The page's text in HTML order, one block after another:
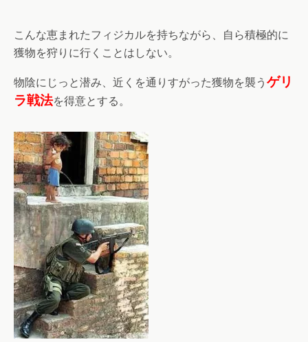
こんな恵まれたフィジカルを持ちながら、自ら積極的に
獲物を狩りに行くことはしない。
物陰にじっと潜み、近くを通りすがった獲物を襲う ゲリ
ラ戦法を得意とする。